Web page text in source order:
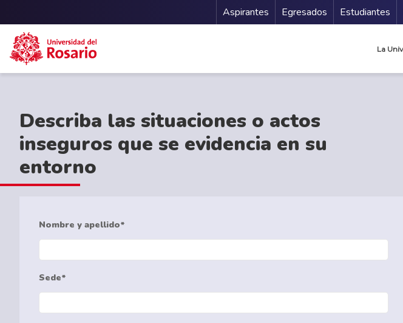
Menu Secundario
Aspirantes Egresados Estudiantes
La
Describa las situaciones o actos
inseguros que se evidencia en su
entorno
Nombre y apellido*
Sede*